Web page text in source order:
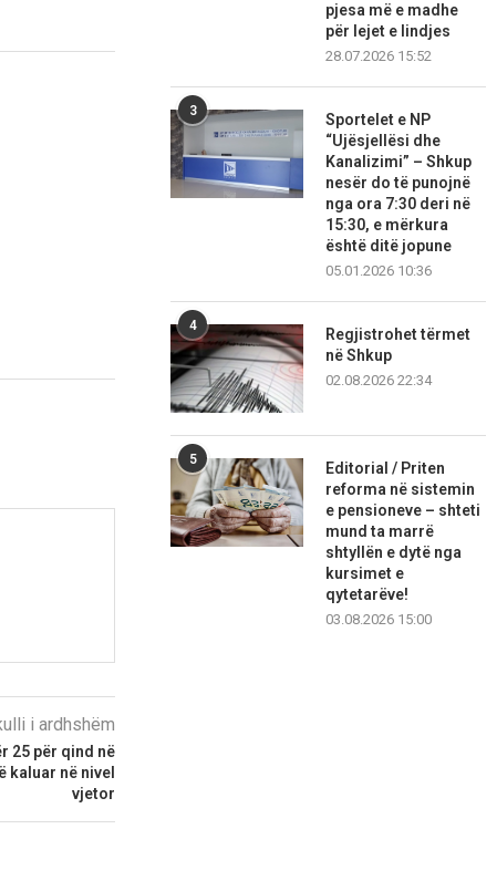
i ardhshëm
25 për qind në
në nivel
vjetor
pjesa më e madhe
për lejet e lindjes
28.07.2026 15:52
3
Sportelet e NP
“Ujësjellësi dhe
Kanalizimi” – Shkup
nesër do të punojnë
nga ora 7:30 deri në
15:30, e mërkura
është ditë jopune
05.01.2026 10:36
4
Regjistrohet tërmet
në Shkup
02.08.2026 22:34
5
Editorial / Priten
reforma në sistemin
e pensioneve – shteti
mund ta marrë
shtyllën e dytë nga
kursimet e
qytetarëve!
03.08.2026 15:00